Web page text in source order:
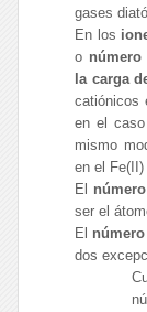
gases
En los
o
la carga
catiónicos
en el
mismo
en el
El
ser el
El
dos